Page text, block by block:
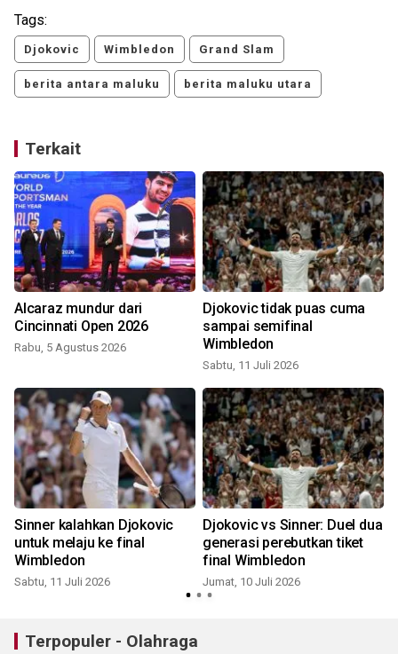
Tags:
Djokovic Wimbledon Grand Slam
berita antara maluku berita maluku utara
Terkait
Alcaraz mundur dari
Cincinnati Open 2026
Rabu, 5 Agustus 2026
Djokovic tidak puas cuma
sampai semifinal
Wimbledon
Sabtu, 11 Juli 2026
Sinner kalahkan Djokovic
untuk melaju ke final
Wimbledon
Sabtu, 11 Juli 2026
Djokovic vs Sinner: Duel dua
generasi perebutkan tiket
final Wimbledon
Jumat, 10 Juli 2026
Terpopuler - Olahraga